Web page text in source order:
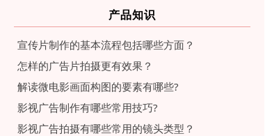
产品知识
宣传片制作的基本流程包括哪些方面？
怎样的广告片拍摄更有效果？
解读微电影画面构图的要素有哪些?
影视广告制作有哪些常用技巧?
影视广告拍摄有哪些常用的镜头类型？